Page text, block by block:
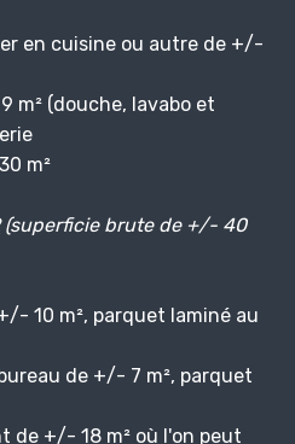
en cuisine ou autre de +/-
m² (douche, lavabo et
m²
(superficie brute de +/- 40
10 m², parquet laminé au
de +/- 7 m², parquet
de +/- 18 m² où l'on peut